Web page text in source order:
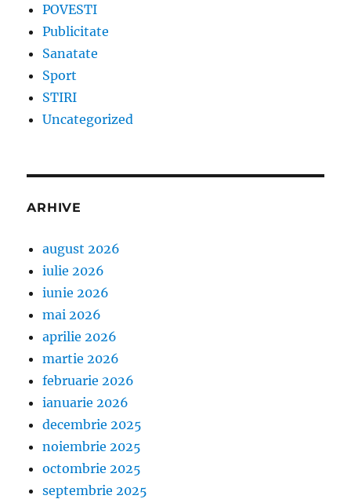
POVESTI
Publicitate
Sanatate
Sport
STIRI
Uncategorized
ARHIVE
august 2026
iulie 2026
iunie 2026
mai 2026
aprilie 2026
martie 2026
februarie 2026
ianuarie 2026
decembrie 2025
noiembrie 2025
octombrie 2025
septembrie 2025